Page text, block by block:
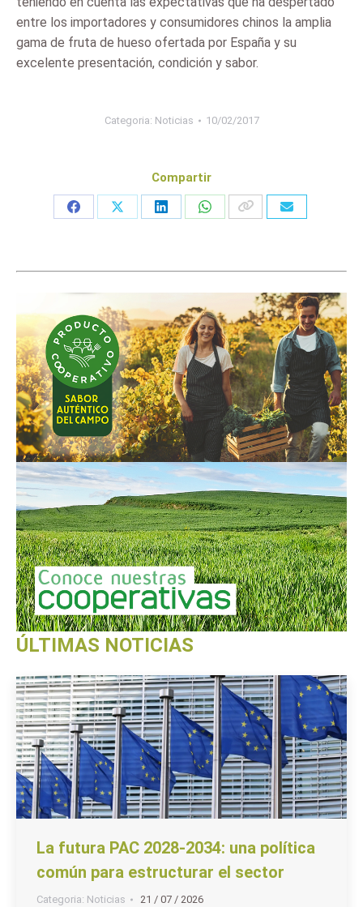
entre los importadores y consumidores chinos la amplia
gama de fruta de hueso ofertada por España y su
excelente presentación, condición y sabor.
Categoria: Noticias 10/02/2017
Compartir
Share
Share
Share
Share
ÚLTIMAS NOTICIAS
La futura PAC 2028-2034: una política
común para estructurar el sector
Categoria: Noticias 21 / 07 / 2026